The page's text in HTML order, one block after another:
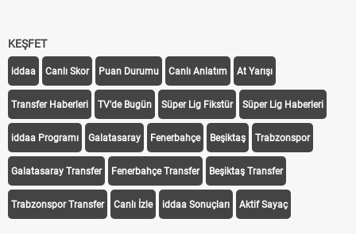
KEŞFET
iddaa Canlı Skor Puan Durumu Canlı Anlatım At Yarışı
Transfer Haberleri TV'de Bugün Süper Lig Fikstür Süper Lig Haberleri
iddaa Programı Galatasaray Fenerbahçe Beşiktaş Trabzonspor
Galatasaray Transfer Fenerbahçe Transfer Beşiktaş Transfer
Trabzonspor Transfer Canlı İzle iddaa Sonuçları Aktif Sayaç